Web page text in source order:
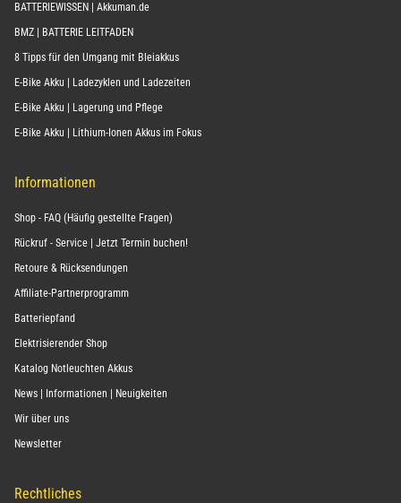
BATTERIEWISSEN | Akkuman.de
BMZ | BATTERIE LEITFADEN
8 Tipps für den Umgang mit Bleiakkus
E-Bike Akku | Ladezyklen und Ladezeiten
E-Bike Akku | Lagerung und Pflege
E-Bike Akku | Lithium-Ionen Akkus im Fokus
Informationen
Shop - FAQ (Häufig gestellte Fragen)
Rückruf - Service | Jetzt Termin buchen!
Retoure & Rücksendungen
Affiliate-Partnerprogramm
Batteriepfand
Elektrisierender Shop
Katalog Notleuchten Akkus
News | Informationen | Neuigkeiten
Wir über uns
Newsletter
Rechtliches